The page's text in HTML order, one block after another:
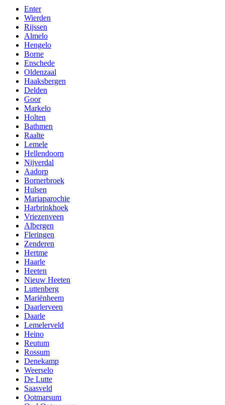
Enter
Wierden
Rijssen
Almelo
Hengelo
Borne
Enschede
Oldenzaal
Haaksbergen
Delden
Goor
Markelo
Holten
Bathmen
Raalte
Lemele
Hellendoorn
Nijverdal
Aadorp
Bornerbroek
Hulsen
Mariaparochie
Harbrinkhoek
Vriezenveen
Albergen
Fleringen
Zenderen
Hertme
Haarle
Heeten
Nieuw Heeten
Luttenberg
Mariënheem
Daarlerveen
Daarle
Lemelerveld
Heino
Reutum
Rossum
Denekamp
Weerselo
De Lutte
Saasveld
Ootmarsum